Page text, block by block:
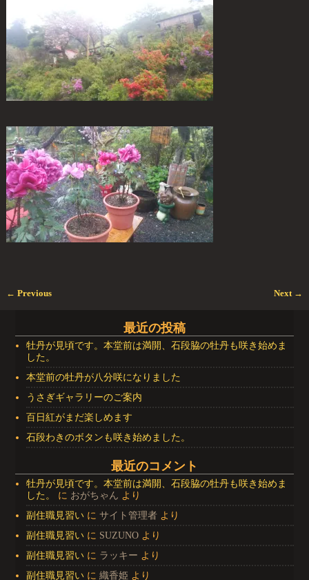
← Previous Next →
最近の投稿
牡丹が見頃です。本堂前は満開、石段脇の牡丹も咲き始めま
した。
本堂前の牡丹が八分咲になりました
うさぎギャラリーのご案内
百日紅がまだ楽しめます
石段わきのボタンも咲き始めました。
最近のコメント
牡丹が見頃です。本堂前は満開、石段脇の牡丹も咲き始めま
した。
に おがちゃん より
副住職見習い にサイト管理者 より
副住職見習い に SUZUNO より
副住職見習い に ラッキー より
副住職見習い に織香姫 より